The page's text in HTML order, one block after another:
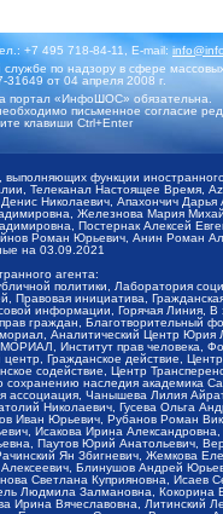
+7 495 718-84-11, E-mail:
по надзору в сфере
от 04 апреля 2008 г.
портал «ИнфоШОС» обязательна.
письменное согласие
клавиши Ctrl+Enter
функции
Телеканал Настоящее Время,
Николаевич, Апахончич
Железнова Мария
Постернак Алексей
Роман Юрьевич, Анин Роман
на 03.09.2021
агента:
политики, Лаборатория
инициатива,
информации, Горячая
граждан, Благотворительный
Аналитический Центр
Институт прав человека,
центр, Гражданское действие,
содействие, Центр
сохранению наследия
ассоциация, Чанышева Лилия
Николаевич, Гусева Ольга
Иван Юрьевич, Рубанов Роман
Исакова Ирина
Паутов Юрий Анатольевич,
Ян Збигневич, Жемкова
Блинушов Андрей
Светлана Куприяновна, Исаев
Людмила Залмановна, Кокорина
Ирина Вячеславовна,